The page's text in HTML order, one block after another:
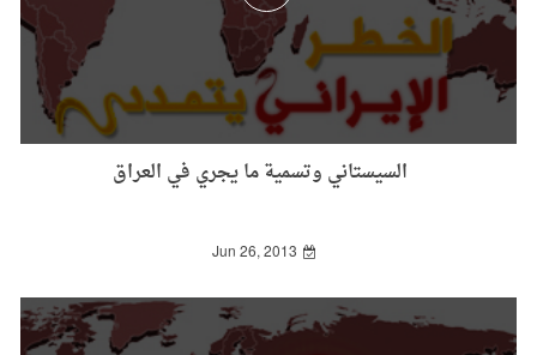
السيستاني وتسمية ما يجري في العراق
Jun 26, 2013